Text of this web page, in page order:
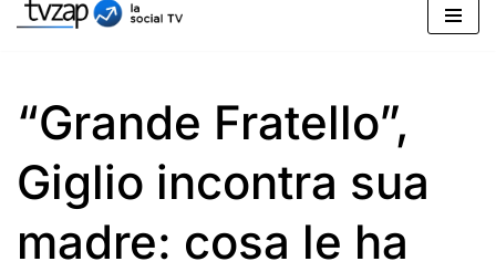
al
“Grande Fratello”,
Giglio incontra sua
madre: cosa le ha